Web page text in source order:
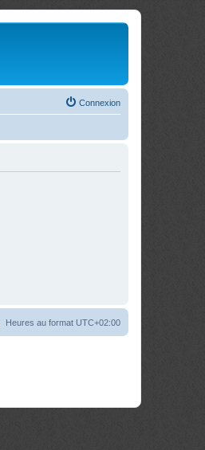
Connexion
Heures au format UTC+02:00